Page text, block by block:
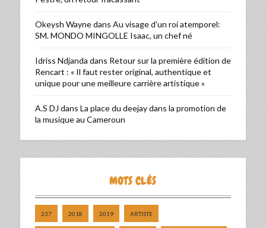
Okeysh Waynedans Au visage d’un roi atemporel:
SM. MONDO MINGOLLE Isaac, un chef né
Idriss Ndjanda dans Retour sur la première édition de
Rencart : « Il faut rester original, authentique et
unique pour une meilleure carrière artistique »
A.S DJ dans La place du deejay dans la promotion de
la musique au Cameroun
MOTS CLÉS
237 2018 2019 ARTISTE